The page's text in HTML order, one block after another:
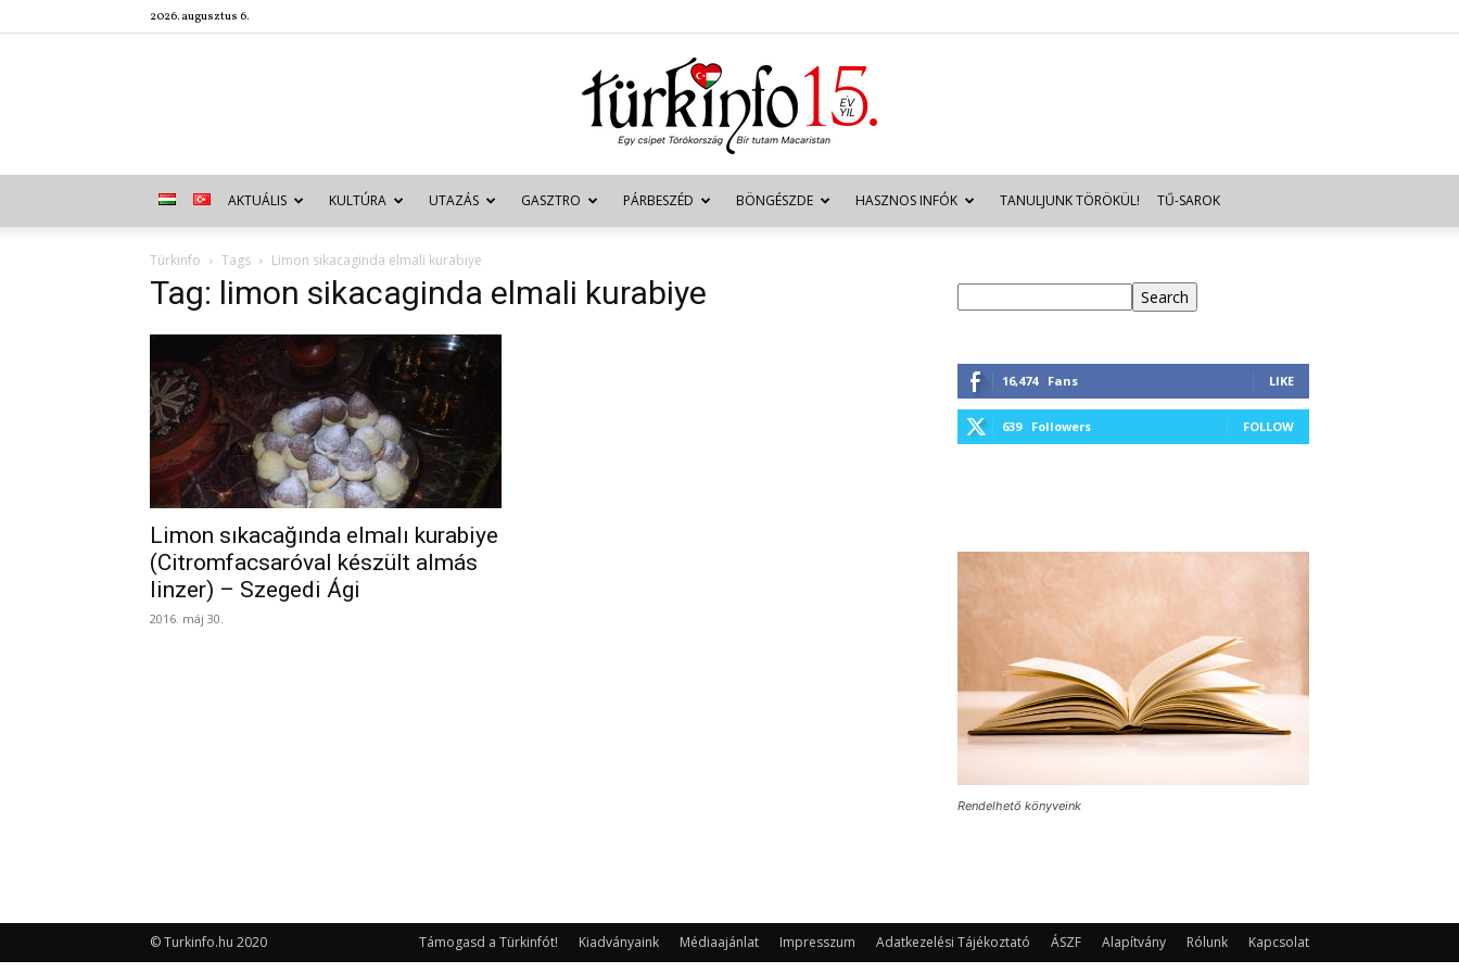
2026. augusztus 6.
Türkinfo
AKTUÁLIS KULTÚRA UTAZÁS GASZTRO PÁRBESZÉD BÖNGÉSZDE HASZNOS INFÓK TANULJUNK TÖRÖKÜL! TŰ-SAROK
Türkinfo Tags Limon sikacaginda elmali kurabiye
Tag: limon sikacaginda elmali kurabiye
Limon sıkacağında elmalı kurabiye
(Citromfacsaróval készült almás
linzer) – Szegedi Ági
2016. máj 30.
Search
16,474 Fans LIKE
639 Followers FOLLOW
Rendelhető könyveink
Támogasd a Türkinfót! Kiadványaink Médiaajánlat Impresszum Adatkezelési Tájékoztató ÁSZF Alapítvány Rólunk Kapcsolat
© Turkinfo.hu 2020